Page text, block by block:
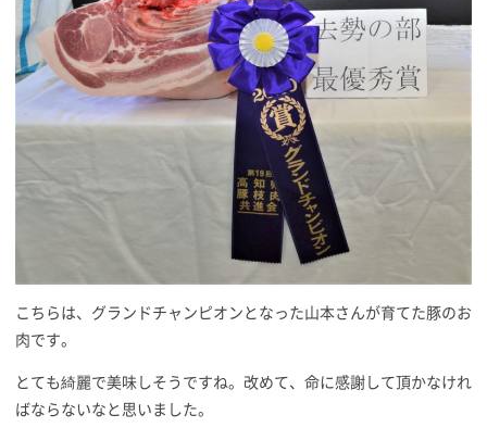
こちらは、グランドチャンピオンとなった山本さんが育てた豚のお
肉です。
とても綺麗で美味しそうですね。改めて、命に感謝して頂かなけれ
ばならないなと思いました。